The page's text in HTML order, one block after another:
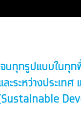
นทุกรูปแบบใน
ระหว่างประเท